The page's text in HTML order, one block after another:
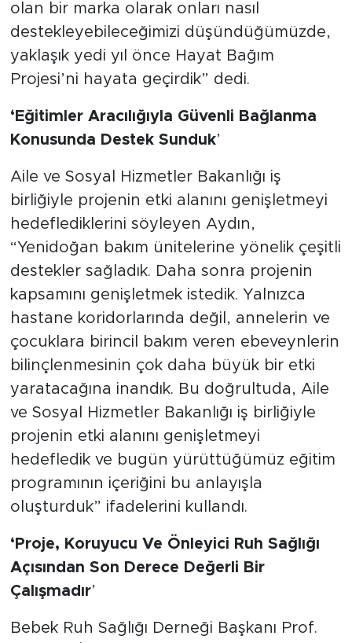
olan bir marka olarak onları nasıl
destekleyebileceğimizi düşündüğümüzde,
yaklaşık yedi yıl önce Hayat Bağım
Projesi’ni hayata geçirdik” dedi.
‘Eğitimler Aracılığıyla Güvenli Bağlanma
Konusunda Destek Sunduk’
Aile ve Sosyal Hizmetler Bakanlığı iş
birliğiyle projenin etki alanını genişletmeyi
hedeflediklerini söyleyen Aydın,
“Yenidoğan bakım ünitelerine yönelik çeşitli
destekler sağladık. Daha sonra projenin
kapsamını genişletmek istedik. Yalnızca
hastane koridorlarında değil, annelerin ve
çocuklara birincil bakım veren ebeveynlerin
bilinçlenmesinin çok daha büyük bir etki
yaratacağına inandık. Bu doğrultuda, Aile
ve Sosyal Hizmetler Bakanlığı iş birliğiyle
projenin etki alanını genişletmeyi
hedefledik ve bugün yürüttüğümüz eğitim
programının içeriğini bu anlayışla
oluşturduk” ifadelerini kullandı.
‘Proje, Koruyucu Ve Önleyici Ruh Sağlığı
Açısından Son Derece Değerli Bir
Çalışmadır’
Bebek Ruh Sağlığı Derneği Başkanı Prof.